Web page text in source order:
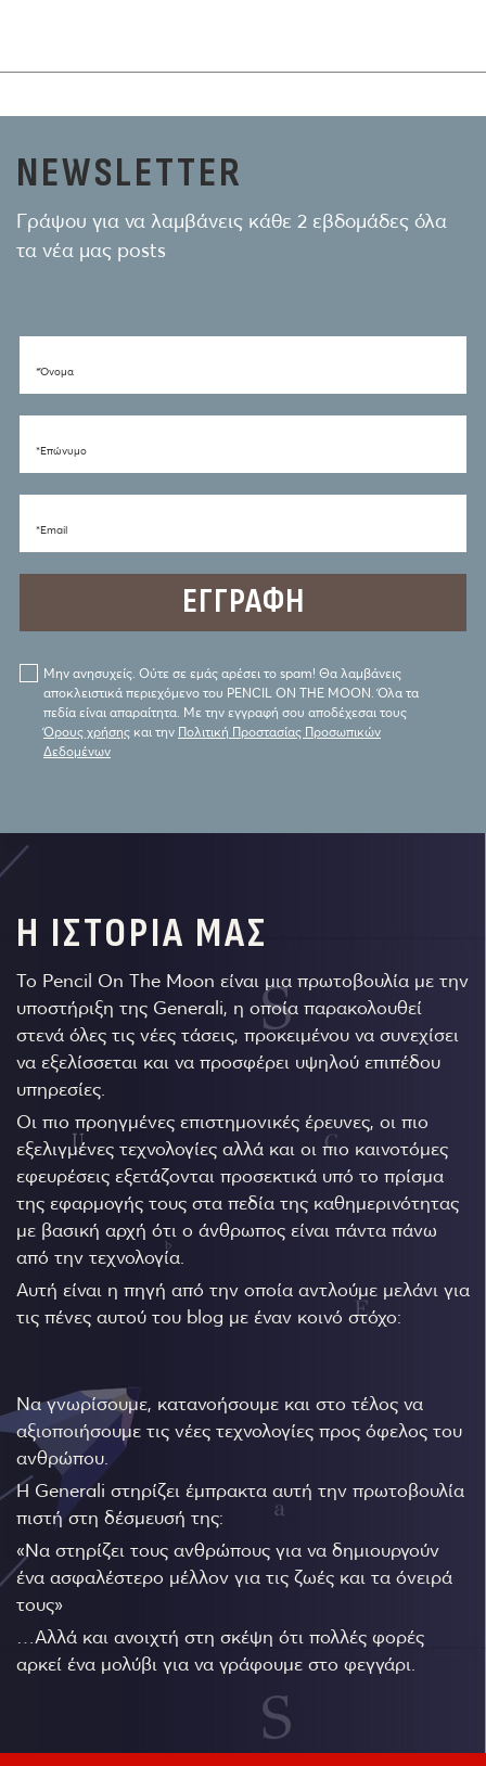
NEWSLETTER
Γράψου για να λαμβάνεις κάθε 2 εβδομάδες όλα
τα νέα μας posts
*Όνομα
*Eπώνυμο
*Email
Μην ανησυχείς. Ούτε σε εμάς αρέσει το spam! Θα λαμβάνεις
αποκλειστικά περιεχόμενο του PENCIL ON THE MOON. Όλα τα
πεδία είναι απαραίτητα. Με την εγγραφή σου αποδέχεσαι τους
Όρους χρήσης και την Πολιτική Προστασίας Προσωπικών
Δεδομένων
Η ΙΣΤΟΡΙΑ ΜΑΣ
Το Pencil On The Moon είναι μια πρωτοβουλία με την
υποστήριξη της Generali, η οποία παρακολουθεί
στενά όλες τις νέες τάσεις, προκειμένου να συνεχίσει
να εξελίσσεται και να προσφέρει υψηλού επιπέδου
υπηρεσίες.
Οι πιο προηγμένες επιστημονικές έρευνες, οι πιο
εξελιγμένες τεχνολογίες αλλά και οι πιο καινοτόμες
εφευρέσεις εξετάζονται προσεκτικά υπό το πρίσμα
της εφαρμογής τους στα πεδία της καθημερινότητας
με βασική αρχή ότι ο άνθρωπος είναι πάντα πάνω
από την τεχνολογία.
Αυτή είναι η πηγή από την οποία αντλούμε μελάνι για
τις πένες αυτού του blog με έναν κοινό στόχο:
Να γνωρίσουμε, κατανοήσουμε και στο τέλος να
αξιοποιήσουμε τις νέες τεχνολογίες προς όφελος του
ανθρώπου.
Η Generali στηρίζει έμπρακτα αυτή την πρωτοβουλία
πιστή στη δέσμευσή της:
«Να στηρίζει τους ανθρώπους για να δημιουργούν
ένα ασφαλέστερο μέλλον για τις ζωές και τα όνειρά
τους»
…Αλλά και ανοιχτή στη σκέψη ότι πολλές φορές
αρκεί ένα μολύβι για να γράφουμε στο φεγγάρι.